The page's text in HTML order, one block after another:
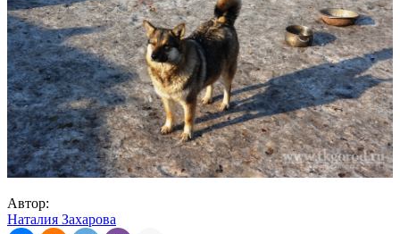
Автор:
Наталия Захарова